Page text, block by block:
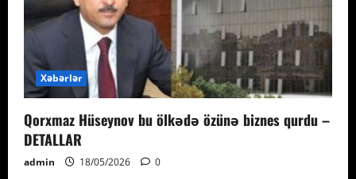
Xəbərlər
Qorxmaz Hüseynov bu ölkədə özünə biznes qurdu –
DETALLAR
admin 18/05/2026 0